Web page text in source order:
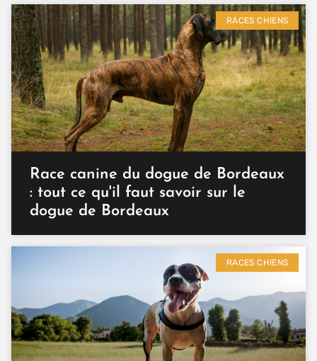
RACES CHIENS
Race canine du dogue de Bordeaux
: tout ce qu'il faut savoir sur le
dogue de Bordeaux
RACES CHIENS